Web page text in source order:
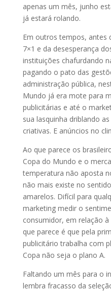
apenas um mês, junho
já estará rolando.
Em outros tempos, antes
7×1 e da desesperança
instituições chafurdando
pagando o pato das
administração pública,
Mundo já era mote para
publicitárias e até o
sua lasquinha driblando
criativas. E anúncios no
Ao que parece os
Copa do Mundo e o
temperatura não aposta
não mais existe no
amarelos. Difícil para
marketing medir o
consumidor, em relação
que parece é que pela
publicitário trabalha com
Copa não seja o plano A.
Faltando um mês para o
lembra fracasso da